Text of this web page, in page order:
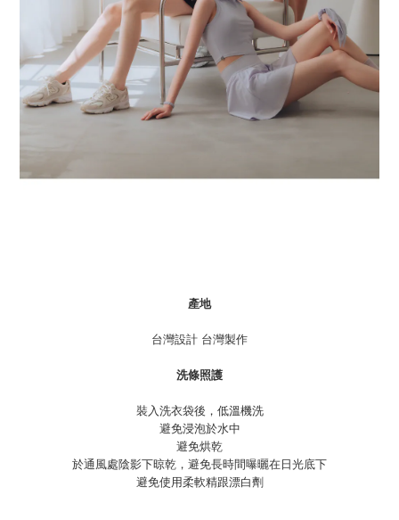
產地
台灣設計 台灣製作
洗條照護
裝入洗衣袋後，低溫機洗
避免浸泡於水中
避免烘乾
於通風處陰影下晾乾，避免長時間曝曬在日光底下
避免使用柔軟精跟漂白劑